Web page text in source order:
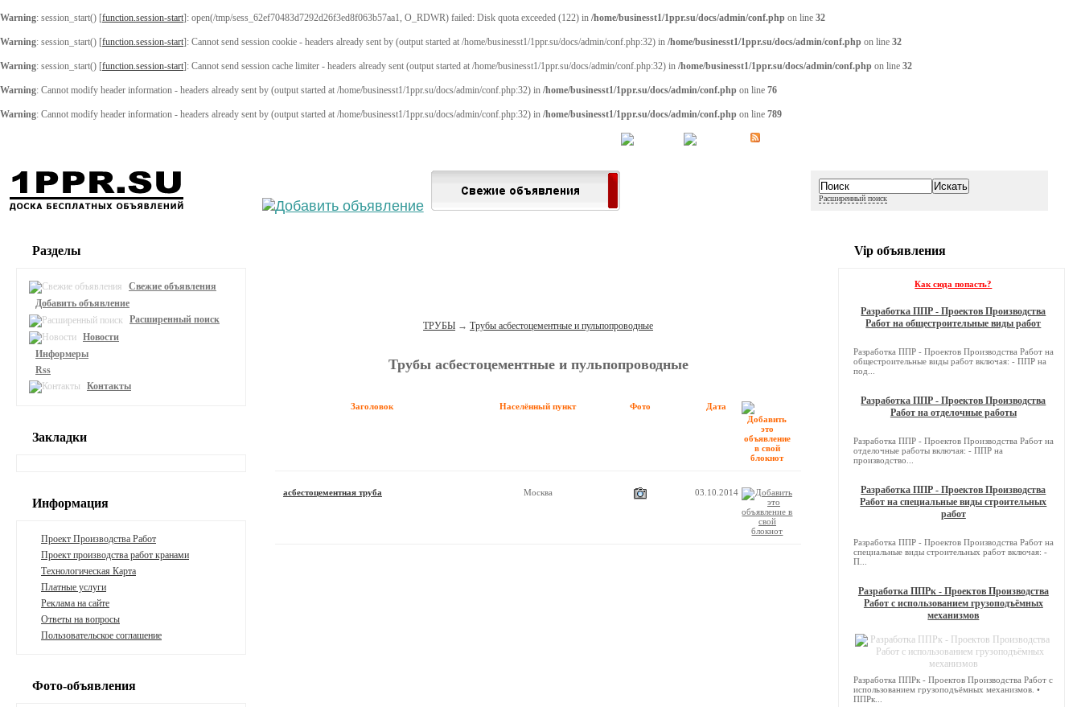
Warning: session_start() [function.session-start]: open(/tmp/sess_62ef70483d7292d26f3ed8f063b57aa1, O_RDWR) failed: Disk quota exceeded (122) in /home/businesst1/1ppr.su/docs/admin/conf.php on line 32
Warning: session_start() [function.session-start]: Cannot send session cookie - headers already sent by (output started at /home/businesst1/1ppr.su/docs/admin/conf.php:32) in /home/businesst1/1ppr.su/docs/admin/conf.php on line 32
Warning: session_start() [function.session-start]: Cannot send session cache limiter - headers already sent (output started at /home/businesst1/1ppr.su/docs/admin/conf.php:32) in /home/businesst1/1ppr.su/docs/admin/conf.php on line 32
Warning: Cannot modify header information - headers already sent by (output started at /home/businesst1/1ppr.su/docs/admin/conf.php:32) in /home/businesst1/1ppr.su/docs/admin/conf.php on line 76
Warning: Cannot modify header information - headers already sent by (output started at /home/businesst1/1ppr.su/docs/admin/conf.php:32) in /home/businesst1/1ppr.su/docs/admin/conf.php on line 789
Расширенный поиск
ТРУБЫ →Трубы асбестоцементные и пульпопроводные
Трубы асбестоцементные и пульпопроводные
Заголовок Дата
Фото
Населённый пункт
асбестоцементная труба 03.10.2014
Москва
Разделы
Свежие объявления
Добавить объявление
Расширенный поиск
Новости
Информеры
Rss
Контакты
Закладки
Информация
Проект Производства Работ
Проект производства работ кранами
Технологическая Карта
Платные услуги
Реклама на сайте
Ответы на вопросы
Пользовательское соглашение
Фото-объявления
Vip объявления
Как сюда попасть?
Разработка ППР - Проектов Производства
Работ на общестроительные виды работ
Разработка ППР - Проектов Производства Работ на
общестроительные виды работ включая: - ППР на
под...
Разработка ППР - Проектов Производства
Работ на отделочные работы
Разработка ППР - Проектов Производства Работ на
отделочные работы включая: - ППР на
производство...
Разработка ППР - Проектов Производства
Работ на специальные виды строительных
работ
Разработка ППР - Проектов Производства Работ на
специальные виды строительных работ включая: -
П...
Разработка ППРк - Проектов Производства
Работ с использованием грузоподъёмных
механизмов
Разработка ППРк - Проектов Производства Работ с
использованием грузоподъёмных механизмов. •
ППРк...